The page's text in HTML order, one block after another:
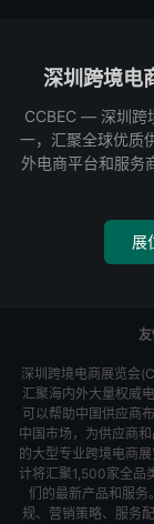
深圳跨境电
CCBEC ― 深圳跨
一，汇聚全球优质
外电商平台和服务
展
深圳跨境电商展览会
汇聚海内外大量权威
可以帮助中国供应商
中国市场，为供应商
的大型专业跨境电商
计将汇聚1,500家全品
们的最新产品和服务
规、营销策略、服务